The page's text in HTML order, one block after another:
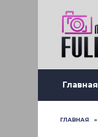
Главная
ГЛАВНАЯ »